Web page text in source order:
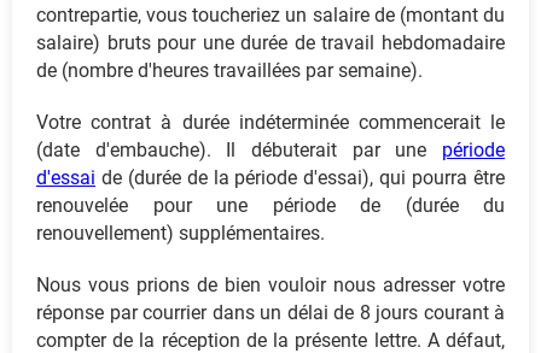
contrepartie, vous toucheriez un salaire de (montant du
salaire) bruts pour une durée de travail hebdomadaire
de (nombre d'heures travaillées par semaine).
Votre contrat à durée indéterminée commencerait le
(date d'embauche). Il débuterait par une période
d'essai de (durée de la période d'essai), qui pourra être
renouvelée pour une période de (durée du
renouvellement) supplémentaires.
Nous vous prions de bien vouloir nous adresser votre
réponse par courrier dans un délai de 8 jours courant à
compter de la réception de la présente lettre. A défaut,